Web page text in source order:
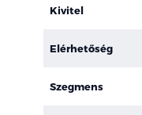
Kivitel
Elérhetőség
Szegmens